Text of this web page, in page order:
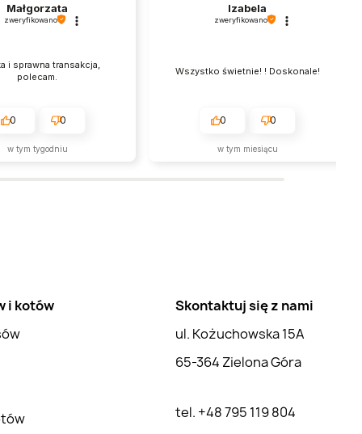
Małgorzata
zweryfikowano
i sprawna transakcja,
polecam.
0 0
w tym tygodniu
Izabela
zweryfikowano
Wszystko świetnie! ! Doskonale!
0 0
w tym miesiącu
i kotów
Skontaktuj się z nami
ul. Kożuchowska 15A
65-364 Zielona Góra
tel. +48 795 119 804